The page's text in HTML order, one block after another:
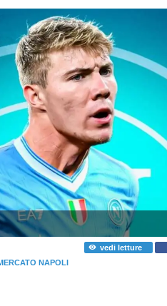
vedi letture
NAPOLI